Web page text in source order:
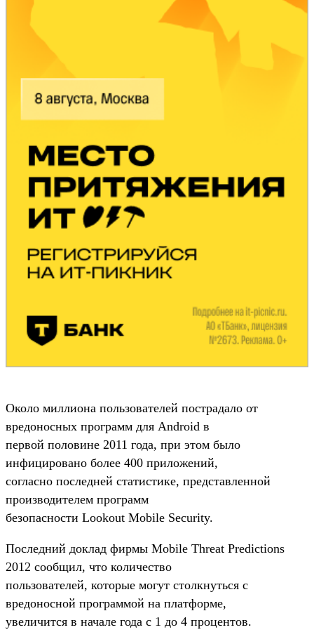
Около миллиона пользователей пострадало от
вредоносных программ для Android в
первой половине 2011 года, при этом было
инфицировано более 400 приложений,
согласно последней статистике, представленной
производителем программ
безопасности Lookout Mobile Security.
Последний доклад фирмы Mobile Threat Predictions
2012 сообщил, что количество
пользователей, которые могут столкнуться с
вредоносной программой на платформе,
увеличится в начале года с 1 до 4 процентов.